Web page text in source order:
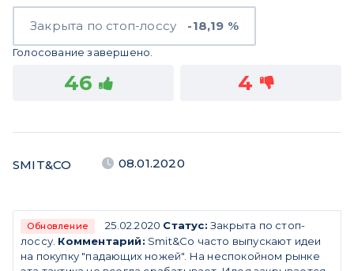
Закрыта по стоп-лоссу -18,19 %
Голосование завершено.
46 4
SMIT&CO 08.01.2020
Обновление 25.02.2020 Статус: Закрыта по стоп-
лоссу. Комментарий: Smit&Co часто выпускают идеи
на покупку "падающих ножей". На неспокойном рынке